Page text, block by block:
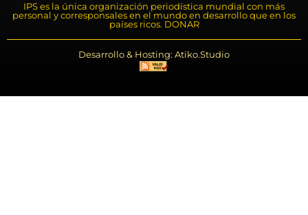
IPS es la única organización periodística mundial con más
personal y corresponsales en el mundo en desarrollo que en los
países ricos. DONAR
Desarrollo & Hosting: Atiko.Studio